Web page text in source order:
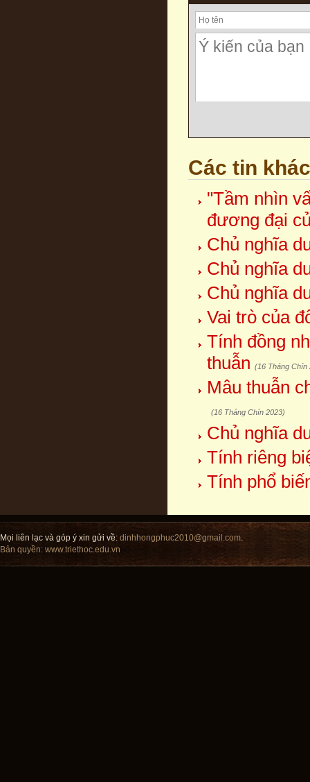
Các tin khác
"Tầm nhìn
đương đại
Chủ nghĩa
Chủ nghĩa
Chủ nghĩa
Vai trò của
Tính đồng
thuẫn (16 Tháng Chín
Mâu thuẫn
(16 Tháng Chín 2023)
Chủ nghĩa
Tính riêng
Tính phổ
Mọi liên lạc và góp ý xin gửi về: dinhhongphuc2010@gmail.com.
Bản quyền: www.triethoc.edu.vn